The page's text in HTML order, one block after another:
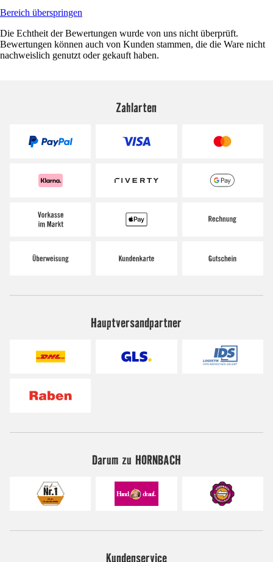
Bereich überspringen
Die Echtheit der Bewertungen wurde von uns nicht überprüft.
Bewertungen können auch von Kunden stammen, die die Ware nicht
nachweislich genutzt oder gekauft haben.
Zahlarten
Hauptversandpartner
Darum zu HORNBACH
Kundenservice